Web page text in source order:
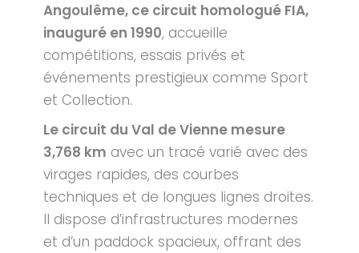
Angoulême, ce circuit homologué FIA,
inauguré en 1990, accueille
compétitions, essais privés et
événements prestigieux comme Sport
et Collection.
Le circuit du Val de Vienne mesure
3,768 km avec un tracé varié avec des
virages rapides, des courbes
techniques et de longues lignes droites.
Il dispose d’infrastructures modernes
et d’un paddock spacieux, offrant des